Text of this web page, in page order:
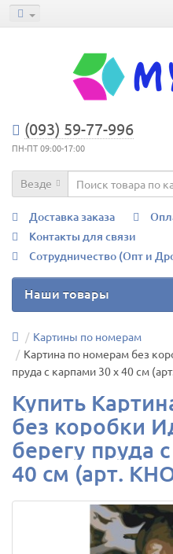
(093) 59-77-996
ПН-ПТ 09:00-17:00
Везде
Доставка заказа
Контакты для связи
Сотрудничество (Опт и
Наши товары
Картины по номерам
Картина по номерам без
пруда с карпами 30 х 40 см
Купить
без коробки
берегу пруда
40 см (арт.